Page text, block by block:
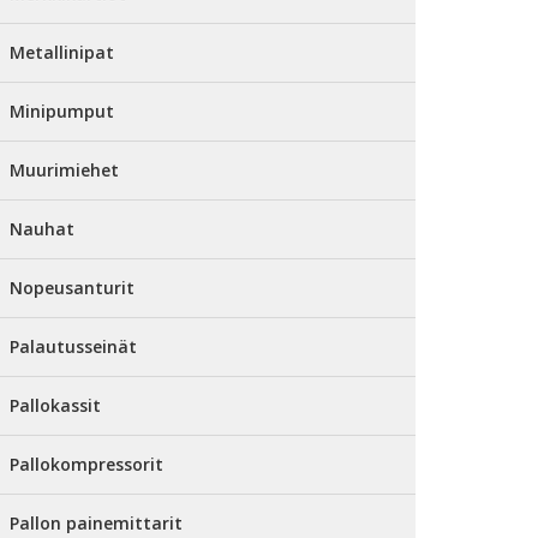
Metallinipat
Minipumput
Muurimiehet
Nauhat
Nopeusanturit
Palautusseinät
Pallokassit
Pallokompressorit
Pallon painemittarit